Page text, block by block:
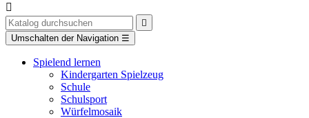


Umschalten der Navigation ☰
Spielend lernen
Kindergarten Spielzeug
Schule
Schulsport
Würfelmosaik